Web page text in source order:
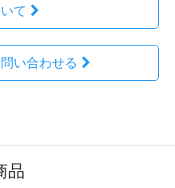
て
い合わせる
品